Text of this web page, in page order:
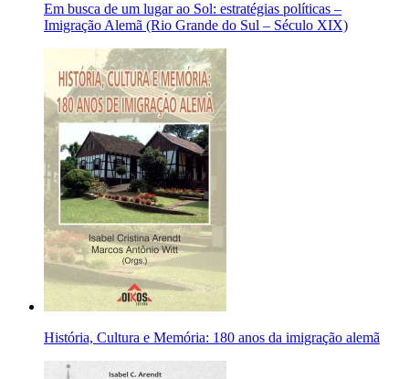
Em busca de um lugar ao Sol: estratégias políticas –
Imigração Alemã (Rio Grande do Sul – Século XIX)
História, Cultura e Memória: 180 anos da imigração alemã